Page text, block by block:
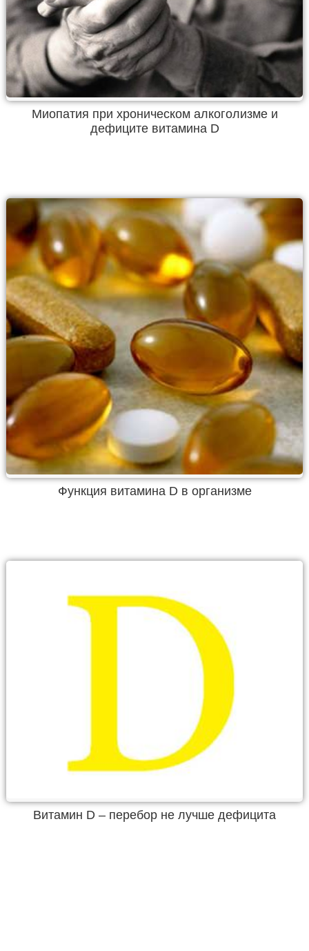
Миопатия при хроническом алкоголизме и
дефиците витамина D
Функция витамина D в организме
Витамин D – перебор не лучше дефицита